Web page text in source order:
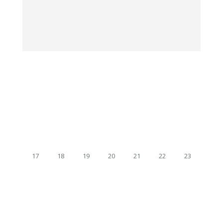
17 18 19 20 21 22 23